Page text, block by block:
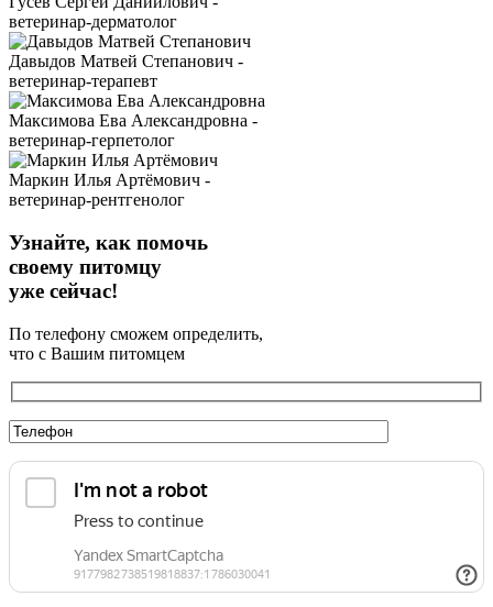
ветеринар-дерматолог
Давыдов Матвей Степанович -
ветеринар-терапевт
Максимова Ева Александровна -
ветеринар-герпетолог
Маркин Илья Артёмович -
ветеринар-рентгенолог
Узнайте, как помочь
своему питомцу
уже сейчас!
По телефону сможем определить,
что с Вашим питомцем